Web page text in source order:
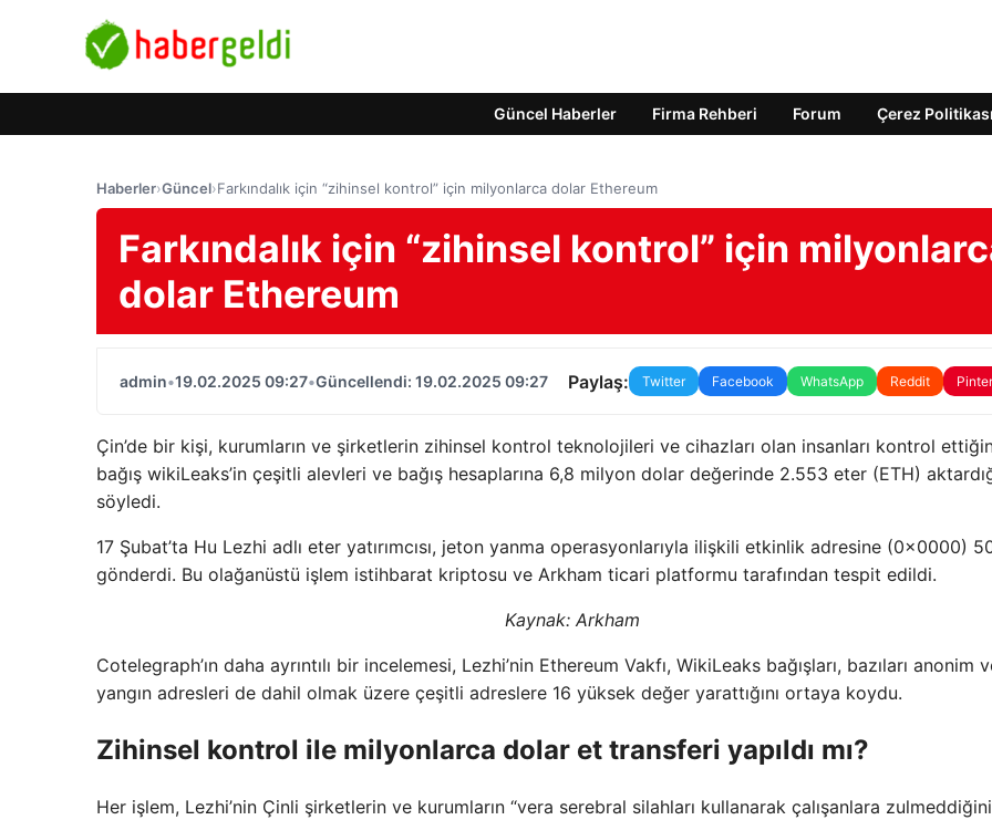
Güncel Haberler Firma Rehberi Forum Çerez Politikası
Haberler›Güncel›Farkındalık için “zihinsel kontrol” için milyonlarca dolar Ethereum
Farkındalık için “zihinsel kontrol” için
dolar Ethereum
admin•19.02.2025 09:27•Güncellendi: 19.02.2025 09:27 Paylaş: Twitter Facebook WhatsApp Reddit
Çin’de bir kişi, kurumların ve şirketlerin zihinsel kontrol teknolojileri ve cihazları olan insanları kontrol
bağış wikiLeaks’in çeşitli alevleri ve bağış hesaplarına 6,8 milyon dolar değerinde 2.553 eter (ETH)
söyledi.
17 Şubat’ta Hu Lezhi adlı eter yatırımcısı, jeton yanma operasyonlarıyla ilişkili etkinlik adresine (0x0000)
gönderdi. Bu olağanüstü işlem istihbarat kriptosu ve Arkham ticari platformu tarafından tespit edildi.
Kaynak: Arkham
Cotelegraph’ın daha ayrıntılı bir incelemesi, Lezhi’nin Ethereum Vakfı, WikiLeaks bağışları, bazıları anonim
yangın adresleri de dahil olmak üzere çeşitli adreslere 16 yüksek değer yarattığını ortaya koydu.
Zihinsel kontrol ile milyonlarca dolar et transferi yapıldı mı?
Her işlem, Lezhi’nin Çinli şirketlerin ve kurumların “vera serebral silahları kullanarak çalışanlara